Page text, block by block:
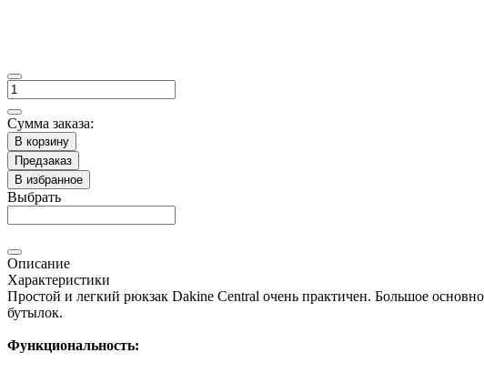
Сумма заказа:
В корзину
Предзаказ
В избранное
Выбрать
Описание
Характеристики
Простой и легкий рюкзак Dakine Central очень практичен. Большое
бутылок.
Функциональность: